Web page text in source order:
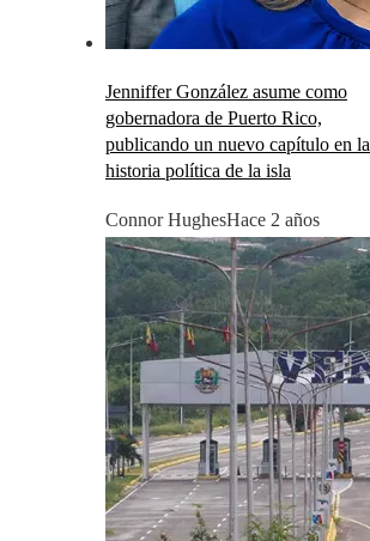
Jenniffer González asume como
gobernadora de Puerto Rico,
publicando un nuevo capítulo en la
historia política de la isla
Connor HughesHace 2 años